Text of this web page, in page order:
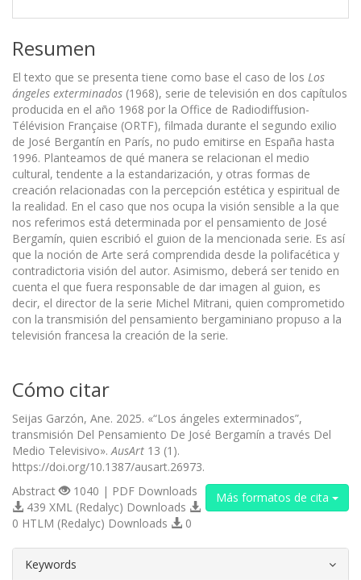
Resumen
El texto que se presenta tiene como base el caso de los Los
ángeles exterminados (1968), serie de televisión en dos capítulos
producida en el año 1968 por la Office de Radiodiffusion-
Télévision Française (ORTF), filmada durante el segundo exilio
de José Bergantín en París, no pudo emitirse en España hasta
1996. Planteamos de qué manera se relacionan el medio
cultural, tendente a la estandarización, y otras formas de
creación relacionadas con la percepción estética y espiritual de
la realidad. En el caso que nos ocupa la visión sensible a la que
nos referimos está determinada por el pensamiento de José
Bergamín, quien escribió el guion de la mencionada serie. Es así
que la noción de Arte será comprendida desde la polifacética y
contradictoria visión del autor. Asimismo, deberá ser tenido en
cuenta el que fuera responsable de dar imagen al guion, es
decir, el director de la serie Michel Mitrani, quien comprometido
con la transmisión del pensamiento bergaminiano propuso a la
televisión francesa la creación de la serie.
Cómo citar
Seijas Garzón, Ane. 2025. «“Los ángeles exterminados”,
transmisión Del Pensamiento De José Bergamín a través Del
Medio Televisivo».AusArt 13 (1).
https://doi.org/10.1387/ausart.26973.
Más formatos de cita
Abstract
1040 | PDF Downloads
439 XML (Redalyc) Downloads
0 HTLM (Redalyc) Downloads
0
Keywords